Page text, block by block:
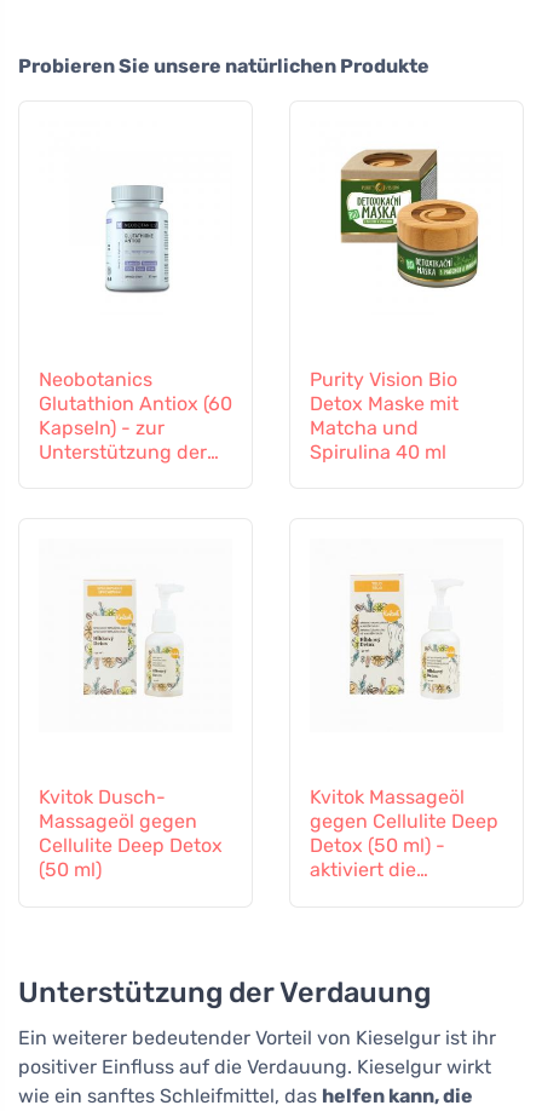
Probieren Sie unsere natürlichen Produkte
Neobotanics
Glutathion Antiox (60
Kapseln) - zur
Unterstützung der
Purity Vision Bio
Detox Maske mit
Matcha und
Spirulina 40 ml
Kvitok Dusch-
Massageöl gegen
Cellulite Deep Detox
(50 ml)
Kvitok Massageöl
gegen Cellulite Deep
Detox (50 ml) -
aktiviert die
Unterstützung der Verdauung
Ein weiterer bedeutender Vorteil von Kieselgur ist ihr
positiver Einfluss auf die Verdauung. Kieselgur wirkt
wie ein sanftes Schleifmittel, das helfen kann, die